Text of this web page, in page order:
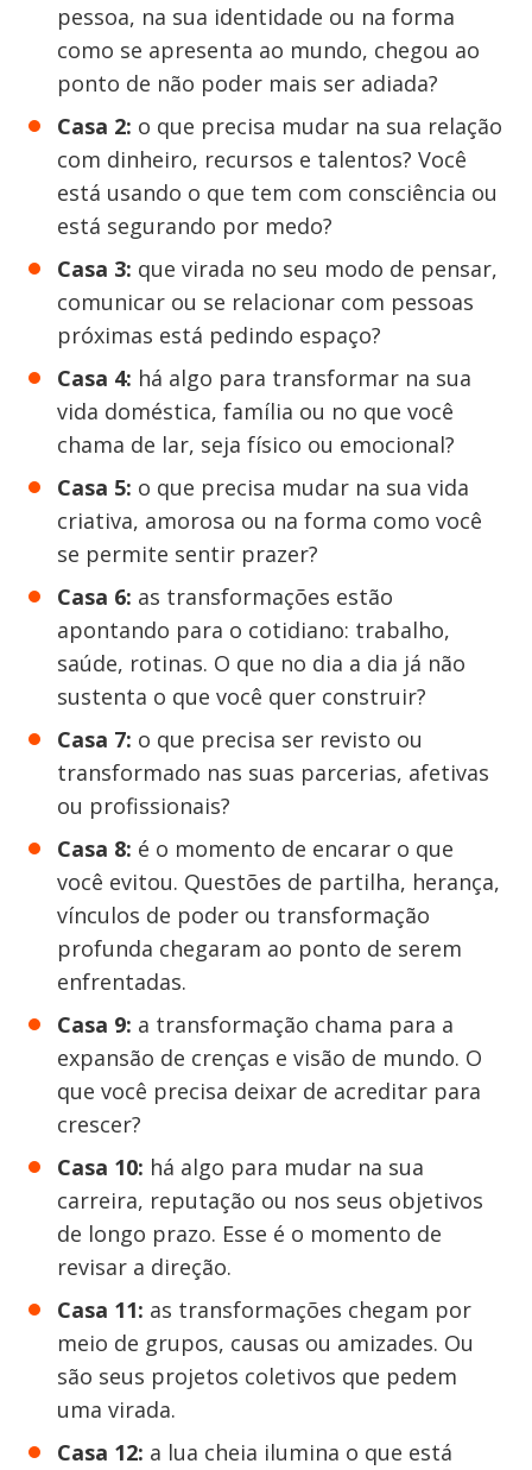
pessoa, na sua identidade ou na forma
como se apresenta ao mundo, chegou ao
ponto de não poder mais ser adiada?
Casa 2: o que precisa mudar na sua relação
com dinheiro, recursos e talentos? Você
está usando o que tem com consciência ou
está segurando por medo?
Casa 3: que virada no seu modo de pensar,
comunicar ou se relacionar com pessoas
próximas está pedindo espaço?
Casa 4: há algo para transformar na sua
vida doméstica, família ou no que você
chama de lar, seja físico ou emocional?
Casa 5: o que precisa mudar na sua vida
criativa, amorosa ou na forma como você
se permite sentir prazer?
Casa 6: as transformações estão
apontando para o cotidiano: trabalho,
saúde, rotinas. O que no dia a dia já não
sustenta o que você quer construir?
Casa 7: o que precisa ser revisto ou
transformado nas suas parcerias, afetivas
ou profissionais?
Casa 8: é o momento de encarar o que
você evitou. Questões de partilha, herança,
vínculos de poder ou transformação
profunda chegaram ao ponto de serem
enfrentadas.
Casa 9: a transformação chama para a
expansão de crenças e visão de mundo. O
que você precisa deixar de acreditar para
crescer?
Casa 10: há algo para mudar na sua
carreira, reputação ou nos seus objetivos
de longo prazo. Esse é o momento de
revisar a direção.
Casa 11: as transformações chegam por
meio de grupos, causas ou amizades. Ou
são seus projetos coletivos que pedem
uma virada.
Casa 12: a lua cheia ilumina o que está